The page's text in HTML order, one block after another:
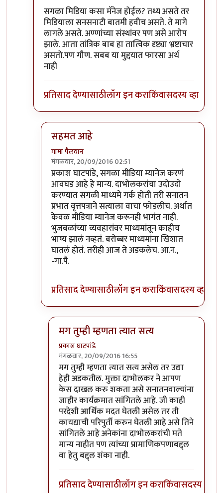
सगळा मिडिया कसा मॅनेज होईल? तथ्य असते तर
मिडियाला सनसनाटी बातमी हवीच असते. ते मागे
लागले असते. अण्णांच्या संस्थांवर पण असे आरोप
झाले. आता तांत्रिक बाब हा तात्विक दृष्ट्या भ्रष्टाचार
असतो.पण गौण. सबब या मुद्दयात फारसा अर्थ
नाही
प्रतिसाद देण्यासाठीलॉग इन कराकिंवासदस्य व्हा
सहमत आहे
गामा पैलवान
मंगळवार, 20/09/2016 02:51
In reply toवृत्तपत्रांनी बातमी दाबलीbyप्रकाश घाटपांडे
प्रकाश घाटपांडे, सगळा मीडिया म्यानेज करणं
आवघड आहे हे मान्य. दाभोलकरांचा उदोउदो
करण्यात सगळी माध्यमे गर्क होती तरी सनातन
प्रभात वृत्तपत्राने सत्याला वाचा फोडलीच. अर्थात
केवळ मीडिया म्यानेज करूनही भागंत नाही.
भुजबळांच्या व्यवहारांवर माध्यमांतून काहीच
भाष्य झालं नव्हतं. बरोब्बर माध्यमांना खिशात
घातलं होतं. तरीही आज ते अडकलेच. आ.न.,
-गा.पै.
प्रतिसाद देण्यासाठीलॉग इन कराकिंवासदस्य व्हा
मग तुम्ही म्हणता त्यात सत्य
प्रकाश घाटपांडे
मंगळवार, 20/09/2016 16:55
In reply toसहमत आहेbyगामा पैलवान
मग तुम्ही म्हणता त्यात सत्य असेल तर उद्या
हेही अडकतील. मुक्ता दाभोलकर ने आपण
केस दाखल करु शकता असे सनातनवाल्यांना
जाहीर कार्यक्रमात सांगितले आहे. जी काही
परदेशी आर्थिक मदत घेतली असेल तर ती
कायद्याची परिपुर्ती करुन घेतली आहे असे तिने
सांगितले आहे अनेकांना दाभोलकरांची मते
मान्य नाहीत पण त्यांच्या प्रामाणिकपणाबद्द्ल
वा हेतु बद्द्ल शंका नाही.
प्रतिसाद देण्यासाठीलॉग इन कराकिंवासदस्य व्हा